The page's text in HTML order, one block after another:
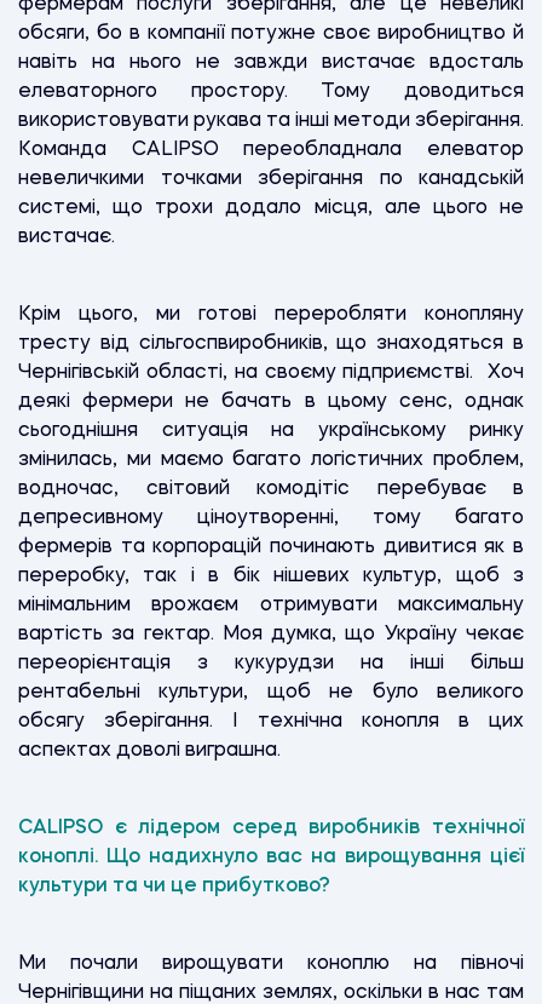
фермерам послуги зберігання, але це невеликі
обсяги, бо в компанії потужне своє виробництво й
навіть на нього не завжди вистачає вдосталь
елеваторного простору. Тому доводиться
використовувати рукава та інші методи зберігання.
Команда CALIPSO переобладнала елеватор
невеличкими точками зберігання по канадській
системі, що трохи додало місця, але цього не
вистачає.
Крім цього, ми готові переробляти конопляну
тресту від сільгоспвиробників, що знаходяться в
Чернігівській області, на своєму підприємстві. Хоч
деякі фермери не бачать в цьому сенс, однак
сьогоднішня ситуація на українському ринку
змінилась, ми маємо багато логістичних проблем,
водночас, світовий комодітіс перебуває в
депресивному ціноутворенні, тому багато
фермерів та корпорацій починають дивитися як в
переробку, так і в бік нішевих культур, щоб з
мінімальним врожаєм отримувати максимальну
вартість за гектар. Моя думка, що Україну чекає
переорієнтація з кукурудзи на інші більш
рентабельні культури, щоб не було великого
обсягу зберігання. І технічна конопля в цих
аспектах доволі виграшна.
CALIPSO є лідером серед виробників технічної
коноплі. Що надихнуло вас на вирощування цієї
культури та чи це прибутково?
Ми почали вирощувати коноплю на півночі
Чернігівщини на піщаних землях, оскільки в нас там